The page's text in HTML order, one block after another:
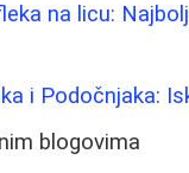
na licu:
i Podočnjaka:
blogovima